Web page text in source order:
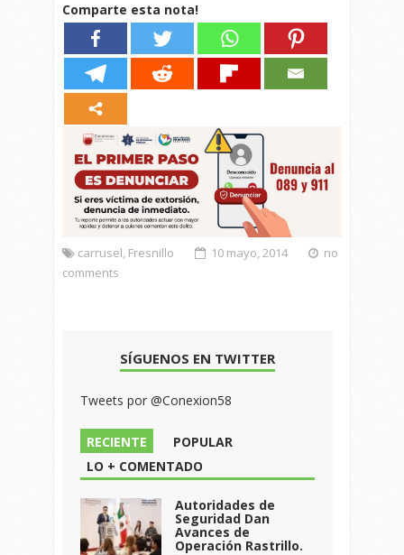
Comparte esta nota!
carrusel, Fresnillo 10 mayo, 2014
no
comments
SÍGUENOS EN TWITTER
Tweets por @Conexion58
RECIENTE
POPULAR
LO + COMENTADO
Autoridades de
Seguridad Dan
Avances de
Operación Rastrillo.